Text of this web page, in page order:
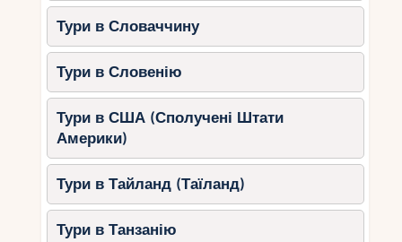
інноваційних методів релаксації. Усі процедури
тут спрямовані на балансування енергії та
глибоке розслаблення.
Що спробувати:
Східні техніки масажу та
рефлексотерапія
Косметичні процедури з
використанням морських водоростей
СПА-програми на основі місцевих
трав та фруктів
Тури в Словаччину
Тури в Словенію
Тури в США (Сполучені Штати
Америки)
Тури в Тайланд (Таїланд)
Тури в Танзанію